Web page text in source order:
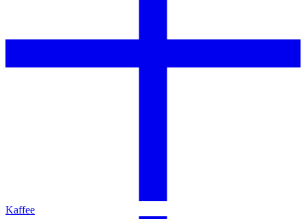
Kaffee